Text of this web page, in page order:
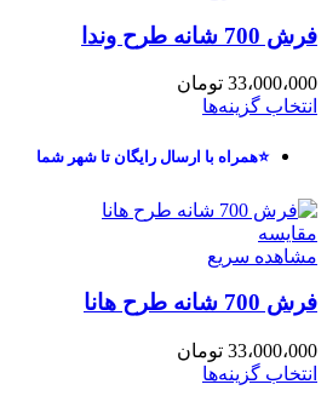
فرش 700 شانه طرح وندا
33،000،000 تومان
انتخاب گزینه‌ها
⭐همراه با ارسال رایگان تا شهر شما
مقایسه
مشاهده سریع
فرش 700 شانه طرح هانا
33،000،000 تومان
انتخاب گزینه‌ها